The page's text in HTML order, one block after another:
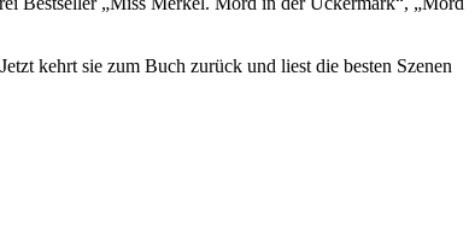
kehrt sie zum Buch zurück und liest die besten Szenen